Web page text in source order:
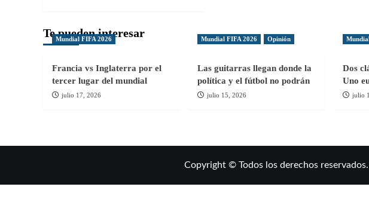
Cristiano
volvió
a
España
en
Te pueden interesar
Mundial FIFA 2026
Francia vs Inglaterra por el
tercer lugar del mundial
julio 17, 2026
Mundial FIFA 2026 Opinión
Las guitarras llegan donde la
política y el fútbol no podrán
julio 15, 2026
Dos
Uno
julio
Copyright © Todos los derechos